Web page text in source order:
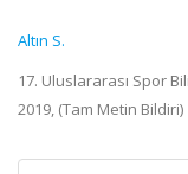
Altın S.
17. Uluslararası Spor
2019, (Tam Metin Bildiri)